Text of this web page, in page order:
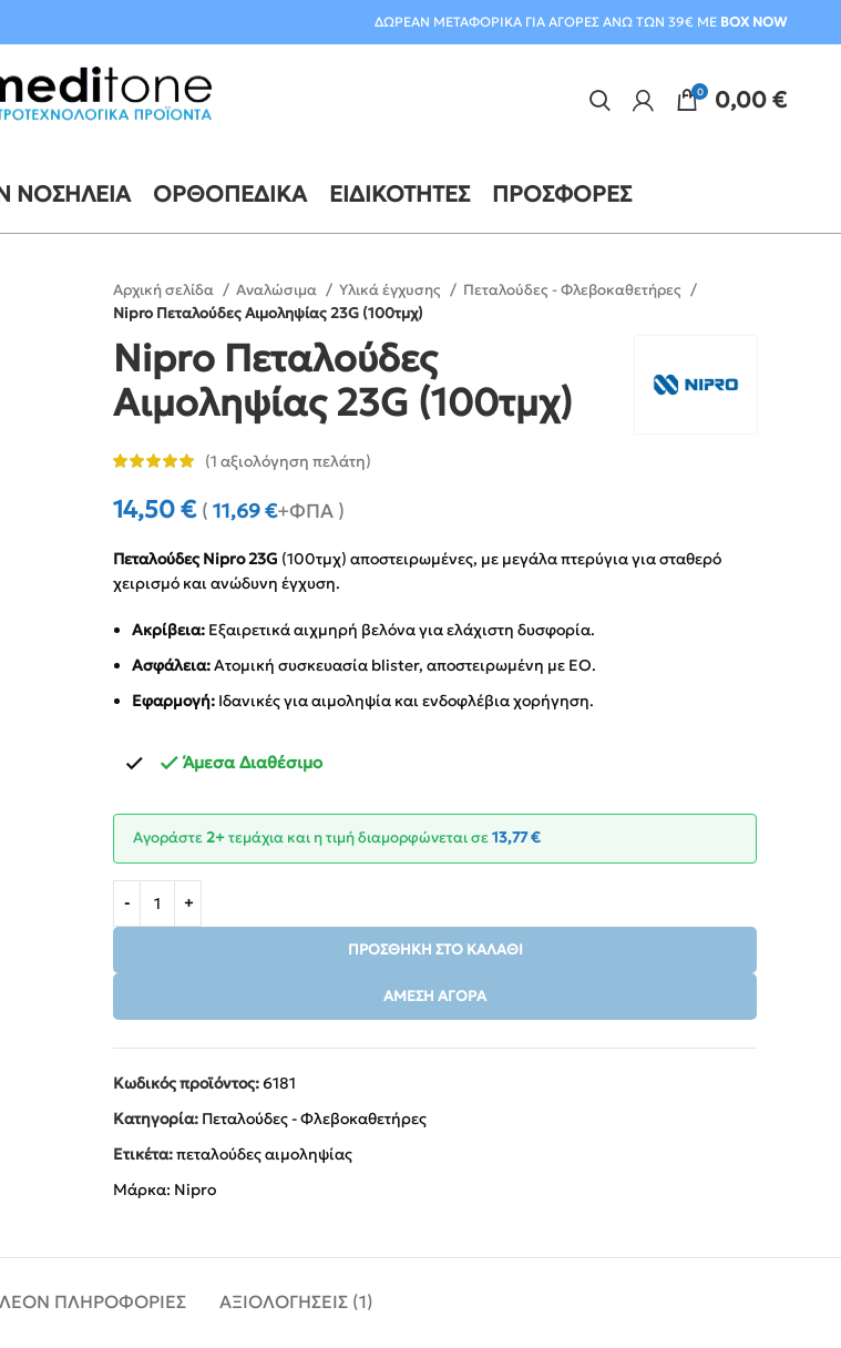
ΔΩΡΕΑΝ ΜΕΤΑΦΟΡΙΚΑ ΓΙΑ ΑΓΟΡΕΣ ΑΝΩ ΤΩΝ 39€ ΜΕ BOX NOW
0 0,00€
ΝΟΣΗΛΕΊΑ ΟΡΘΟΠΕΔΙΚΆ ΕΙΔΙΚΌΤΗΤΕΣ ΠΡΟΣΦΟΡΈΣ
Αρχική σελίδα Αναλώσιμα Υλικά έγχυσης
Πεταλούδες - Φλεβοκαθετήρες
Nipro Πεταλούδες Αιμοληψίας 23G (100τμχ)
Nipro Πεταλούδες
Αιμοληψίας 23G (100τμχ)
(1 αξιολόγηση πελάτη)
14,50€ ( 11,69€+ΦΠΑ )
Πεταλούδες Nipro 23G (100τμχ) αποστειρωμένες, με μεγάλα πτερύγια για σταθερό
χειρισμό και ανώδυνη έγχυση.
Ακρίβεια: Εξαιρετικά αιχμηρή βελόνα για ελάχιστη δυσφορία.
Ασφάλεια:Ατομική συσκευασία blister, αποστειρωμένη με EO.
Εφαρμογή: Ιδανικές για αιμοληψία και ενδοφλέβια χορήγηση.
Άμεσα Διαθέσιμο
Αγοράστε2+τεμάχια και η τιμή διαμορφώνεται σε13,77€
ΠΡΟΣΘΉΚΗ ΣΤΟ ΚΑΛΆΘΙ
ΆΜΕΣΗ ΑΓΟΡΆ
Κωδικός προϊόντος:6181
Κατηγορία: Πεταλούδες - Φλεβοκαθετήρες
Ετικέτα:πεταλούδες αιμοληψίας
Μάρκα: Nipro
ΠΛΗΡΟΦΟΡΊΕΣ ΑΞΙΟΛΟΓΉΣΕΙΣ (1)